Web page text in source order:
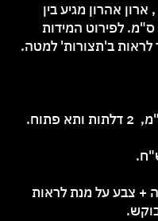
אהרון מגיע בין
מידות 60-150 ס"מ. לפירוט המידות
ב'תצורות' למטה.
+ צבע על מנת לראות